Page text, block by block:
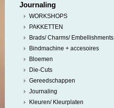
Journaling
WORKSHOPS
PAKKETTEN
Brads/ Charms/ Embellishments
Bindmachine + accesoires
Bloemen
Die-Cuts
Gereedschappen
Journaling
Kleuren/ Kleurplaten